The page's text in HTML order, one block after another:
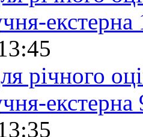
екстерна
річного
екстерна